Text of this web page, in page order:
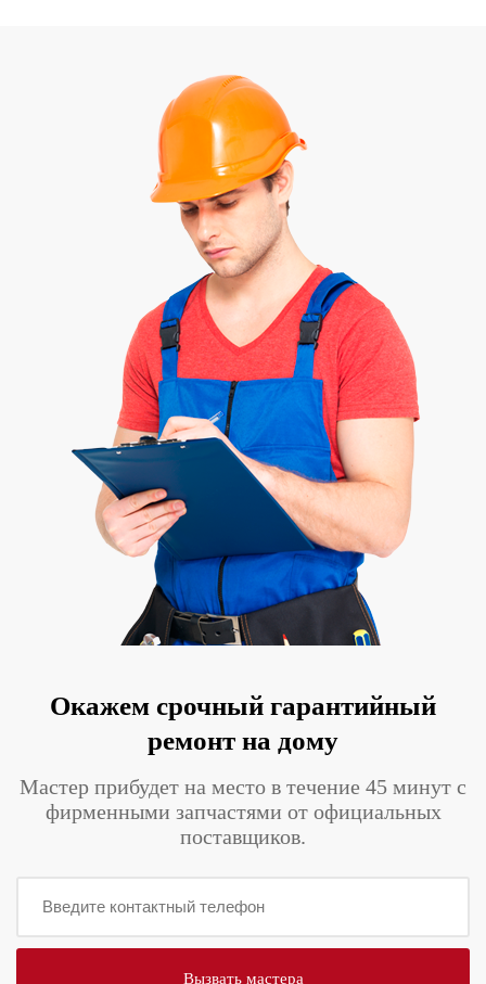
Окажем срочный гарантийный
ремонт на дому
Мастер прибудет на место в течение 45 минут с
фирменными запчастями от официальных
поставщиков.